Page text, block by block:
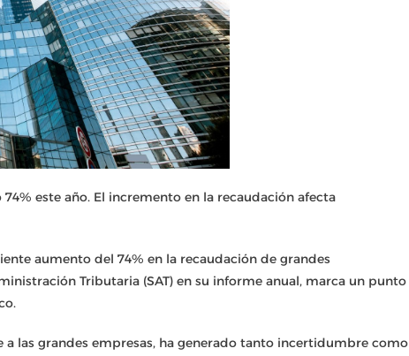
este año. El incremento en la recaudación afecta
aumento del 74% en la recaudación de grandes
Tributaria (SAT) en su informe anual, marca un punto
las grandes empresas, ha generado tanto incertidumbre como